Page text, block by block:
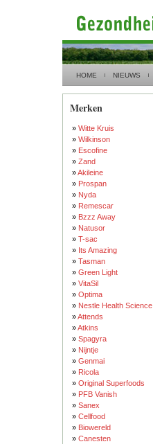
HOME NIEUWS
Merken
» Witte Kruis
» Wilkinson
» Escofine
» Zand
»Akileine
» Prospan
» Nyda
» Remescar
» Bzzz Away
» Natusor
» T-sac
» Its Amazing
» Tasman
» Green Light
» VitaSil
» Optima
» Nestle Health Science
»Attends
»Atkins
» Spagyra
» Nijntje
» Genmai
» Ricola
» Original Superfoods
» PFB Vanish
» Sanex
» Cellfood
» Biowereld
» Canesten